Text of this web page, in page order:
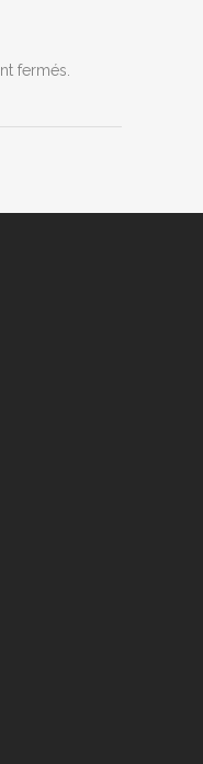
fermés.